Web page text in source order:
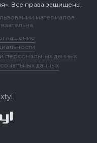
Все права защищены.
материалов
персональных данных
данных